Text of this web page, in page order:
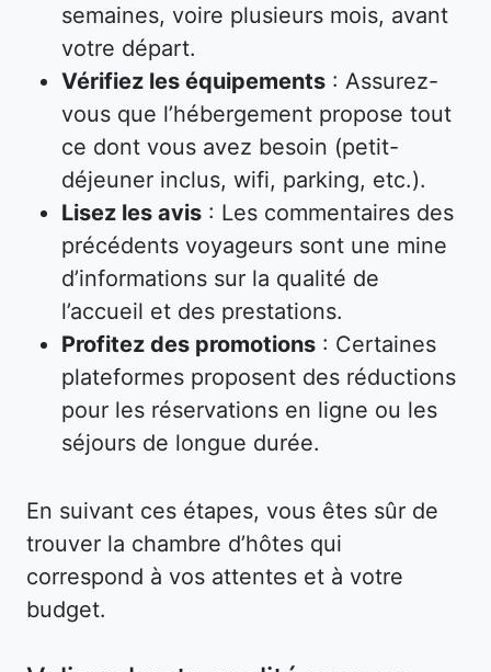
semaines, voire plusieurs mois, avant
votre départ.
Vérifiez les équipements : Assurez-
vous que l’hébergement propose tout
ce dont vous avez besoin (petit-
déjeuner inclus, wifi, parking, etc.).
Lisez les avis : Les commentaires des
précédents voyageurs sont une mine
d’informations sur la qualité de
l’accueil et des prestations.
Profitez des promotions : Certaines
plateformes proposent des réductions
pour les réservations en ligne ou les
séjours de longue durée.
En suivant ces étapes, vous êtes sûr de
trouver la chambre d’hôtes qui
correspond à vos attentes et à votre
budget.